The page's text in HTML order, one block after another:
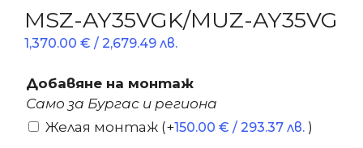
MSZ-AY35VGK/MUZ-AY35VG
1,370.00 € / 2,679.49 лв.
Добавяне на монтаж
Само за Бургас и региона
Желая монтаж (+150.00 € / 293.37 лв. )